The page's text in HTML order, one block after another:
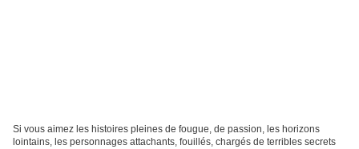
Si vous aimez les histoires pleines de fougue, de passion, les horizons
lointains, les personnages attachants, fouillés, chargés de terribles secrets